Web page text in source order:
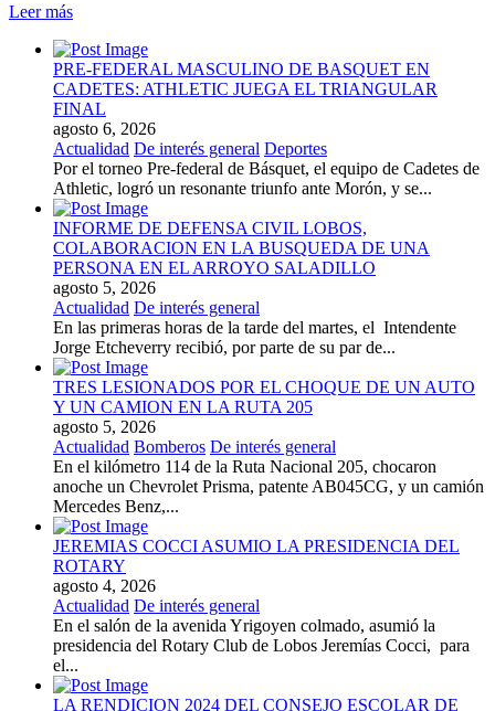
Leer más
PRE-FEDERAL MASCULINO DE BASQUET EN
CADETES: ATHLETIC JUEGA EL TRIANGULAR
FINAL
agosto 6, 2026
Actualidad De interés general Deportes
Por el torneo Pre-federal de Básquet, el equipo de Cadetes de
Athletic, logró un resonante triunfo ante Morón, y se...
INFORME DE DEFENSA CIVIL LOBOS,
COLABORACION EN LA BUSQUEDA DE UNA
PERSONA EN EL ARROYO SALADILLO
agosto 5, 2026
Actualidad De interés general
En las primeras horas de la tarde del martes, el Intendente
Jorge Etcheverry recibió, por parte de su par de...
TRES LESIONADOS POR EL CHOQUE DE UN AUTO
Y UN CAMION EN LA RUTA 205
agosto 5, 2026
Actualidad Bomberos De interés general
En el kilómetro 114 de la Ruta Nacional 205, chocaron
anoche un Chevrolet Prisma, patente AB045CG, y un camión
Mercedes Benz,...
JEREMIAS COCCI ASUMIO LA PRESIDENCIA DEL
ROTARY
agosto 4, 2026
Actualidad De interés general
En el salón de la avenida Yrigoyen colmado, asumió la
presidencia del Rotary Club de Lobos Jeremías Cocci, para
el...
LA RENDICION 2024 DEL CONSEJO ESCOLAR DE